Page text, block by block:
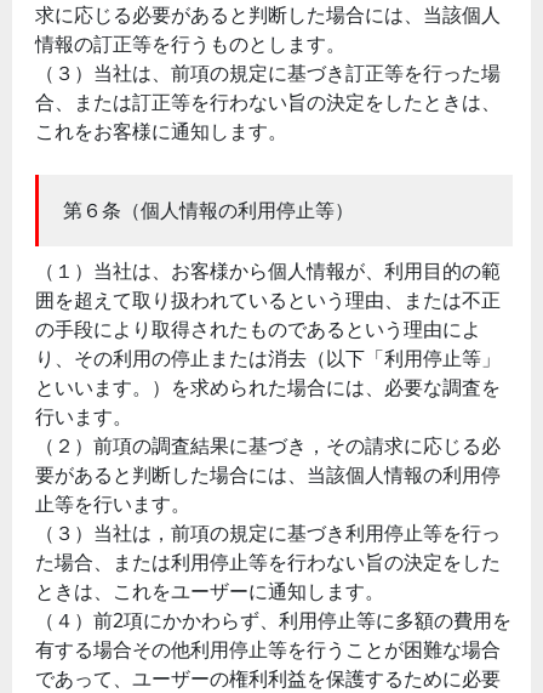
求に応じる必要があると判断した場合には、当該個人
情報の訂正等を行うものとします。
（３）当社は、前項の規定に基づき訂正等を行った場
合、または訂正等を行わない旨の決定をしたときは、
これをお客様に通知します。
第６条（個人情報の利用停止等）
（１）当社は、お客様から個人情報が、利用目的の範
囲を超えて取り扱われているという理由、または不正
の手段により取得されたものであるという理由によ
り、その利用の停止または消去（以下「利用停止等」
といいます。）を求められた場合には、必要な調査を
行います。
（２）前項の調査結果に基づき，その請求に応じる必
要があると判断した場合には、当該個人情報の利用停
止等を行います。
（３）当社は，前項の規定に基づき利用停止等を行っ
た場合、または利用停止等を行わない旨の決定をした
ときは、これをユーザーに通知します。
（４）前2項にかかわらず、利用停止等に多額の費用を
有する場合その他利用停止等を行うことが困難な場合
であって、ユーザーの権利利益を保護するために必要